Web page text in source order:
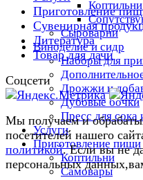
Сыроварни
Виноделие и сидр
Наборы для
Дрожжи и
Дубовые бочки
Пресс для сока
Услуги
Приготовление пищи
Коптильни
Самовары
Приготовление
Сувенирная
Литература
Товар для дачи
Соцсети
Мы получаем и
посетителей нашего
политикой. Если вы не
персональных